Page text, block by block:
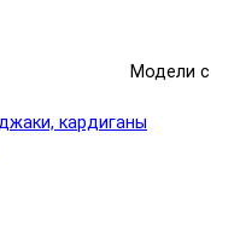
Модели с
кардиганы